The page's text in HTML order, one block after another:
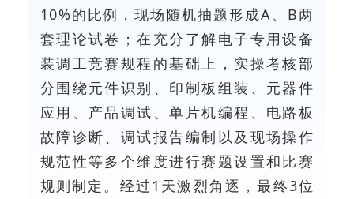
10%的比例，现场随机抽题形成A、B两
套理论试卷；在充分了解电子专用设备
装调工竞赛规程的基础上，实操考核部
分围绕元件识别、印制板组装、元器件
应用、产品调试、单片机编程、电路板
故障诊断、调试报告编制以及现场操作
规范性等多个维度进行赛题设置和比赛
规则制定。经过1天激烈角逐，最终3位